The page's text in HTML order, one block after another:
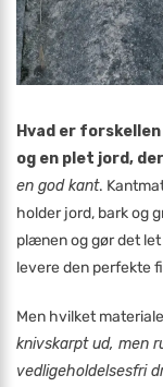
Hvad er
og en plet jord,
en god kant.
holder jord, bark og
plænen og gør det
levere den perfekte
Men hvilket
knivskarpt ud, men
vedligeholdelsesfri